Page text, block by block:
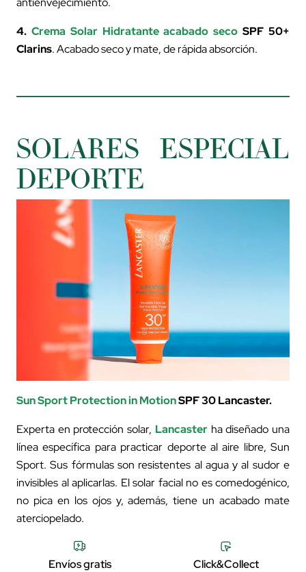
4. Crema Solar Hidratante acabado secoSPF 50+
Clarins. Acabado seco y mate, de rápida absorción.
SOLARES ESPECIAL
DEPORTE
Sun Sport Protection in MotionSPF 30 Lancaster.
Experta en protección solar, Lancasterha diseñado una
línea específica para practicar deporte al aire libre, Sun
Sport. Sus fórmulas son resistentes al agua y al sudor e
invisibles al aplicarlas. El solar facial no es comedogénico,
no pica en los ojos y, además, tiene un acabado mate
aterciopelado.
Envíos gratis Click&Collect